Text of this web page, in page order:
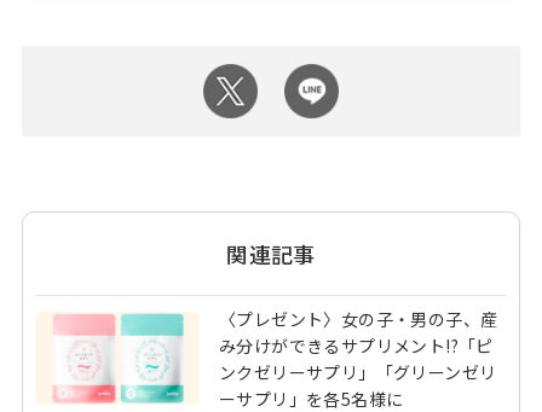
関連記事
〈プレゼント〉女の子・男の子、産
み分けができるサプリメント!?「ピ
ンクゼリーサプリ」「グリーンゼリ
ーサプリ」を各5名様に